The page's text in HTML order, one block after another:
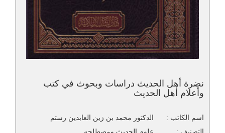
نضرة أهل الحديث دراسات وبحوث في كتب
وأعلام أهل الحديث
اسم الكاتب :
الدكتور محمد بن زين العابدين رستم